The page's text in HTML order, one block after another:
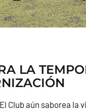
LA
El Club aún saborea la